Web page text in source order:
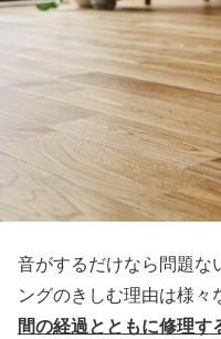
音がするだけなら問題な
ングのきしむ理由は様々
間の経過とともに修理